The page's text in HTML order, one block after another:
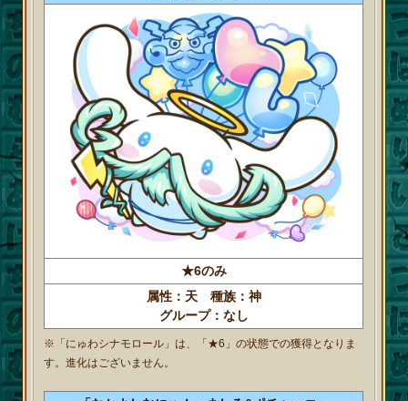
★6のみ
属性：天 種族：神
グループ：なし
※「にゅわシナモロール」は、「★6」の状態での獲得となりま
す。進化はございません。